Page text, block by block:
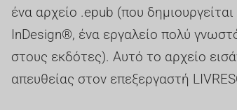
ένα αρχείο .epub (που
InDesign®, ένα εργαλείο πολύ
στους εκδότες). Αυτό το αρχείο
απευθείας στον επεξεργαστή